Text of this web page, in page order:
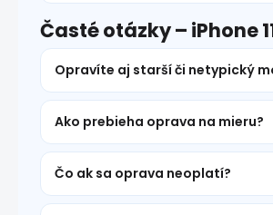
Časté otázky – iPhone
Opravíte aj starší či netypický
Ako prebieha oprava na mieru?
Čo ak sa oprava neoplatí?